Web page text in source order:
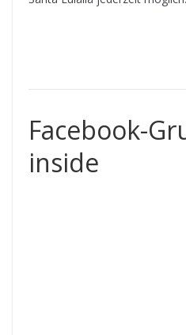
Facebook-
inside